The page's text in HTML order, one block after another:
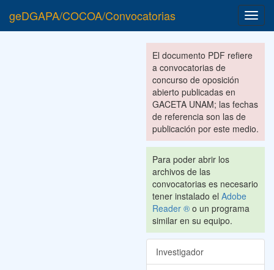
geDGAPA/COCOA/Convocatorias
El documento PDF refiere
a convocatorias de
concurso de oposición
abierto publicadas en
GACETA UNAM; las fechas
de referencia son las de
publicación por este medio.
Para poder abrir los
archivos de las
convocatorias es necesario
tener instalado el Adobe
Reader ® o un programa
similar en su equipo.
Investigador